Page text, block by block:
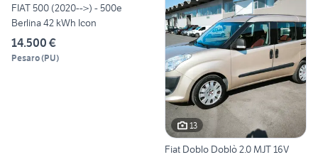
FIAT 500 (2020-->) - 500e
Berlina 42 kWh Icon
14.500 €
Pesaro(PU)
13
Fiat Doblo Doblò 2.0 MJT 16V